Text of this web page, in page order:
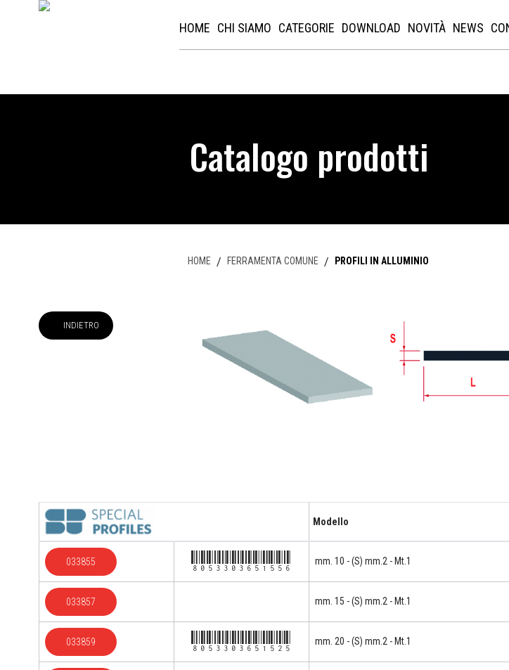
HOME CHI SIAMO CATEGORIE DOWNLOAD NOVITÀ NEWS
Catalogo prodotti
HOME / FERRAMENTA COMUNE / PROFILI IN ALLUMINIO
INDIETRO
Modello
033855 8053303651556 mm. 10 - (S) mm.2 - Mt.1
033857 mm. 15 - (S) mm.2 - Mt.1
033859 8053303651525 mm. 20 - (S) mm.2 - Mt.1